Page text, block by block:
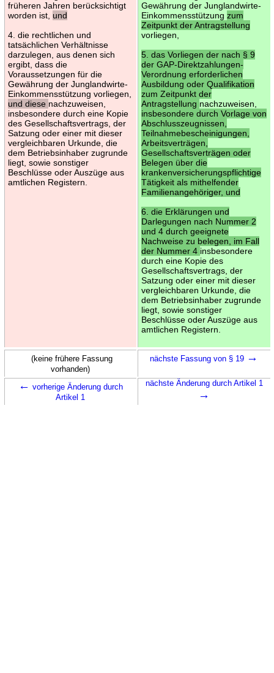
früheren Jahren berücksichtigt
worden ist, und
4. die rechtlichen und
tatsächlichen Verhältnisse
darzulegen, aus denen sich
ergibt, dass die
Voraussetzungen für die
Gewährung der Junglandwirte-
Einkommensstützung vorliegen,
und diese nachzuweisen,
insbesondere durch eine Kopie
des Gesellschaftsvertrags, der
Satzung oder einer mit dieser
vergleichbaren Urkunde, die
dem Betriebsinhaber zugrunde
liegt, sowie sonstiger
Beschlüsse oder Auszüge aus
amtlichen Registern.
Gewährung der Junglandwirte-
Einkommensstützung zum
Zeitpunkt der Antragstellung
vorliegen,
5. das Vorliegen der nach § 9
der GAP-Direktzahlungen-
Verordnung erforderlichen
Ausbildung oder Qualifikation
zum Zeitpunkt der
Antragstellung nachzuweisen,
insbesondere durch Vorlage von
Abschlusszeugnissen,
Teilnahmebescheinigungen,
Arbeitsverträgen,
Gesellschaftsverträgen oder
Belegen über die
krankenversicherungspflichtige
Tätigkeit als mithelfender
Familienangehöriger, und
6. die Erklärungen und
Darlegungen nach Nummer 2
und 4 durch geeignete
Nachweise zu belegen, im Fall
der Nummer 4 insbesondere
durch eine Kopie des
Gesellschaftsvertrags, der
Satzung oder einer mit dieser
vergleichbaren Urkunde, die
dem Betriebsinhaber zugrunde
liegt, sowie sonstiger
Beschlüsse oder Auszüge aus
amtlichen Registern.
(keine frühere Fassung
vorhanden)
nächste Fassung von § 19 →
← vorherige Änderung durch
Artikel 1
nächste Änderung durch Artikel 1
→